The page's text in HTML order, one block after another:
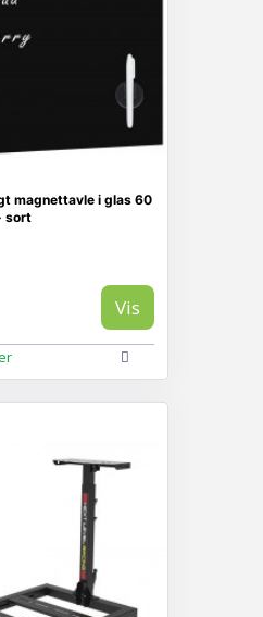
magnettavle i glas 60
sort
Vis